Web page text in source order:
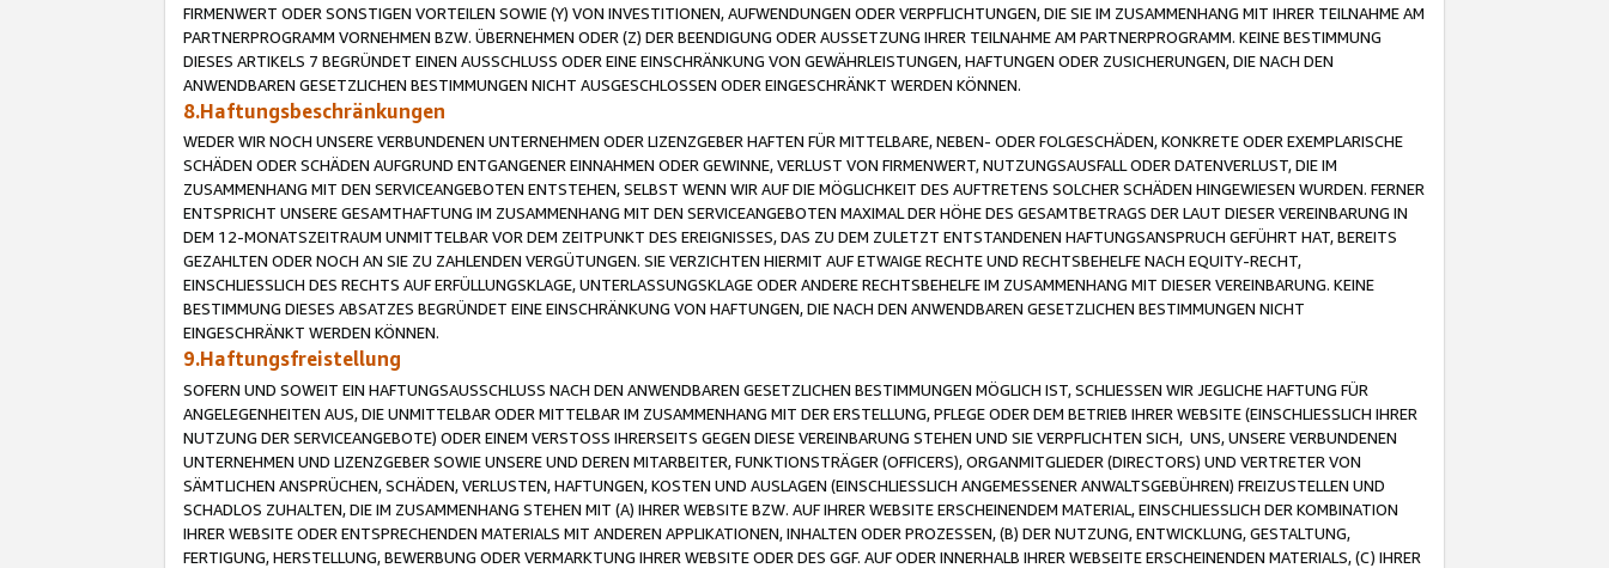
FIRMENWERT ODER SONSTIGEN VORTEILEN SOWIE (Y) VON INVESTITIONEN, AUFWENDUNGEN ODER VERPFLICHTUNGEN, DIE SIE IM ZUSAMMENHANG MIT IHRER TEILNAHME AM
PARTNERPROGRAMM VORNEHMEN BZW. ÜBERNEHMEN ODER (Z) DER BEENDIGUNG ODER AUSSETZUNG IHRER TEILNAHME AM PARTNERPROGRAMM. KEINE BESTIMMUNG
DIESES ARTIKELS 7 BEGRÜNDET EINEN AUSSCHLUSS ODER EINE EINSCHRÄNKUNG VON GEWÄHRLEISTUNGEN, HAFTUNGEN ODER ZUSICHERUNGEN, DIE NACH DEN
ANWENDBAREN GESETZLICHEN BESTIMMUNGEN NICHT AUSGESCHLOSSEN ODER EINGESCHRÄNKT WERDEN KÖNNEN.
8.Haftungsbeschränkungen
WEDER WIR NOCH UNSERE VERBUNDENEN UNTERNEHMEN ODER LIZENZGEBER HAFTEN FÜR MITTELBARE, NEBEN- ODER FOLGESCHÄDEN, KONKRETE ODER EXEMPLARISCHE
SCHÄDEN ODER SCHÄDEN AUFGRUND ENTGANGENER EINNAHMEN ODER GEWINNE, VERLUST VON FIRMENWERT, NUTZUNGSAUSFALL ODER DATENVERLUST, DIE IM
ZUSAMMENHANG MIT DEN SERVICEANGEBOTEN ENTSTEHEN, SELBST WENN WIR AUF DIE MÖGLICHKEIT DES AUFTRETENS SOLCHER SCHÄDEN HINGEWIESEN WURDEN. FERNER
ENTSPRICHT UNSERE GESAMTHAFTUNG IM ZUSAMMENHANG MIT DEN SERVICEANGEBOTEN MAXIMAL DER HÖHE DES GESAMTBETRAGS DER LAUT DIESER VEREINBARUNG IN
DEM 12-MONATSZEITRAUM UNMITTELBAR VOR DEM ZEITPUNKT DES EREIGNISSES, DAS ZU DEM ZULETZT ENTSTANDENEN HAFTUNGSANSPRUCH GEFÜHRT HAT, BEREITS
GEZAHLTEN ODER NOCH AN SIE ZU ZAHLENDEN VERGÜTUNGEN. SIE VERZICHTEN HIERMIT AUF ETWAIGE RECHTE UND RECHTSBEHELFE NACH EQUITY-RECHT,
EINSCHLIESSLICH DES RECHTS AUF ERFÜLLUNGSKLAGE, UNTERLASSUNGSKLAGE ODER ANDERE RECHTSBEHELFE IM ZUSAMMENHANG MIT DIESER VEREINBARUNG. KEINE
BESTIMMUNG DIESES ABSATZES BEGRÜNDET EINE EINSCHRÄNKUNG VON HAFTUNGEN, DIE NACH DEN ANWENDBAREN GESETZLICHEN BESTIMMUNGEN NICHT
EINGESCHRÄNKT WERDEN KÖNNEN.
9.Haftungsfreistellung
SOFERN UND SOWEIT EIN HAFTUNGSAUSSCHLUSS NACH DEN ANWENDBAREN GESETZLICHEN BESTIMMUNGEN MÖGLICH IST, SCHLIESSEN WIR JEGLICHE HAFTUNG FÜR
ANGELEGENHEITEN AUS, DIE UNMITTELBAR ODER MITTELBAR IM ZUSAMMENHANG MIT DER ERSTELLUNG, PFLEGE ODER DEM BETRIEB IHRER WEBSITE (EINSCHLIESSLICH IHRER
NUTZUNG DER SERVICEANGEBOTE) ODER EINEM VERSTOSS IHRERSEITS GEGEN DIESE VEREINBARUNG STEHEN UND SIE VERPFLICHTEN SICH, UNS, UNSERE VERBUNDENEN
UNTERNEHMEN UND LIZENZGEBER SOWIE UNSERE UND DEREN MITARBEITER, FUNKTIONSTRÄGER (OFFICERS), ORGANMITGLIEDER (DIRECTORS) UND VERTRETER VON
SÄMTLICHEN ANSPRÜCHEN, SCHÄDEN, VERLUSTEN, HAFTUNGEN, KOSTEN UND AUSLAGEN (EINSCHLIESSLICH ANGEMESSENER ANWALTSGEBÜHREN) FREIZUSTELLEN UND
SCHADLOS ZUHALTEN, DIE IM ZUSAMMENHANG STEHEN MIT (A) IHRER WEBSITE BZW. AUF IHRER WEBSITE ERSCHEINENDEM MATERIAL, EINSCHLIESSLICH DER KOMBINATION
IHRER WEBSITE ODER ENTSPRECHENDEN MATERIALS MIT ANDEREN APPLIKATIONEN, INHALTEN ODER PROZESSEN, (B) DER NUTZUNG, ENTWICKLUNG, GESTALTUNG,
FERTIGUNG, HERSTELLUNG, BEWERBUNG ODER VERMARKTUNG IHRER WEBSITE ODER DES GGF. AUF ODER INNERHALB IHRER WEBSEITE ERSCHEINENDEN MATERIALS, (C) IHRER